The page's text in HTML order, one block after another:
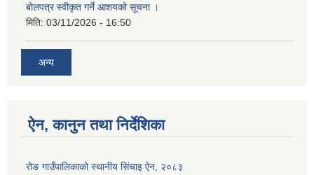
बोलपत्र स्वीकृत गर्ने आशयको सूचना ।
मिति: 03/11/2026 - 16:50
अन्य
ऐन, कानुन तथा निर्देशिका
रोङ गाउँपालिकाको स्थानीय सिंचाइ ऐन, २०८३